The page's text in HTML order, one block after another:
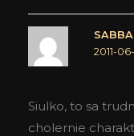
2011-
Siulko, to sa
cholernie